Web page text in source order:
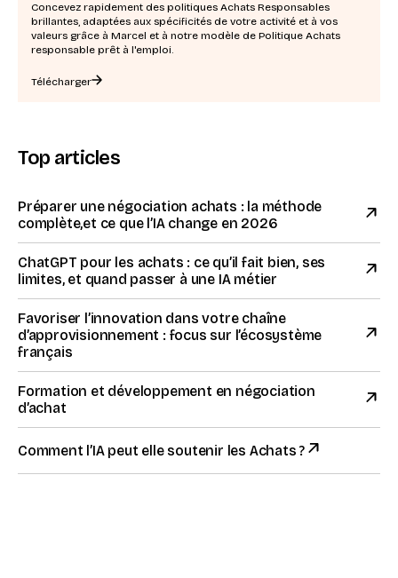
Concevez rapidement des politiques Achats Responsables
brillantes, adaptées aux spécificités de votre activité et à vos
valeurs grâce à Marcel et à notre modèle de Politique Achats
responsable prêt à l'emploi.
Télécharger
Top articles
Préparer une négociation achats : la méthode
complète,et ce que l’IA change en 2026
ChatGPT pour les achats : ce qu’il fait bien, ses
limites, et quand passer à une IA métier
Favoriser l’innovation dans votre chaîne
d’approvisionnement : focus sur l’écosystème
français
Formation et développement en négociation
d’achat
Comment l’IA peut elle soutenir les Achats ?